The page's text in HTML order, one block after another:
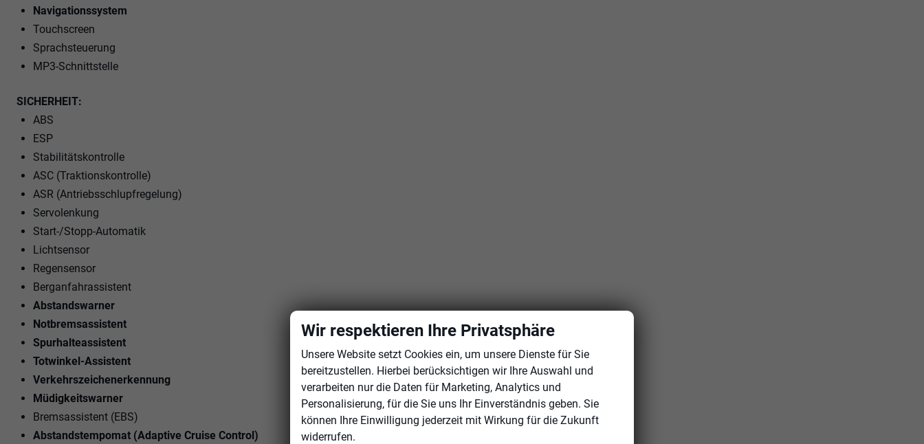
Navigationssystem
Touchscreen
Sprachsteuerung
MP3-Schnittstelle
SICHERHEIT:
ABS
ESP
Stabilitätskontrolle
ASC (Traktionskontrolle)
ASR (Antriebsschlupfregelung)
Servolenkung
Start-/Stopp-Automatik
Lichtsensor
Regensensor
Berganfahrassistent
Abstandswarner
Notbremsassistent
Spurhalteassistent
Totwinkel-Assistent
Verkehrszeichenerkennung
Müdigkeitswarner
Bremsassistent (EBS)
Abstandstempomat (Adaptive Cruise Control)
Wir respektieren Ihre Privatsphäre
Unsere Website setzt Cookies ein, um unsere Dienste für Sie
bereitzustellen. Hierbei berücksichtigen wir Ihre Auswahl und
verarbeiten nur die Daten für Marketing, Analytics und
Personalisierung, für die Sie uns Ihr Einverständnis geben. Sie
können Ihre Einwilligung jederzeit mit Wirkung für die Zukunft
widerrufen.